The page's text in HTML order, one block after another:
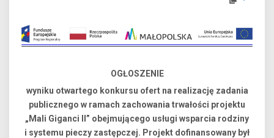
OGŁOSZENIE
wyniku otwartego konkursu ofert na realizację zadania
publicznego w ramach zachowania trwałości projektu
„Mali Giganci II” obejmującego usługi wsparcia rodziny
i systemu pieczy zastępczej. Projekt dofinansowany był